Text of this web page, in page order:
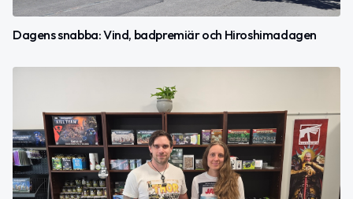
Dagens snabba: Vind, badpremiär och Hiroshimadagen